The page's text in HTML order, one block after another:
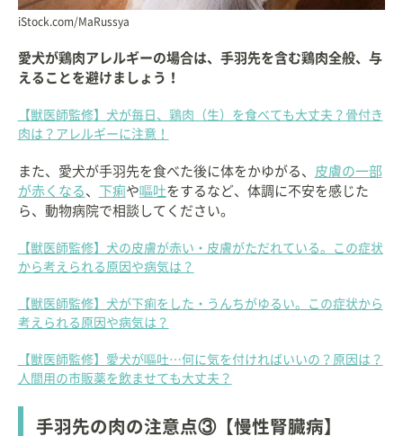
iStock.com/MaRussya
愛犬が鶏肉アレルギーの場合は、手羽先を含む鶏肉全般、与
えることを避けましょう！
【獣医師監修】犬が毎日、鶏肉（生）を食べても大丈夫？骨付き
肉は？アレルギーに注意！
また、愛犬が手羽先を食べた後に体をかゆがる、
皮膚の一部
が赤くなる 、 下痢や嘔吐をするなど、体調に不安を感じた
ら、動物病院で相談してください。
【獣医師監修】犬の皮膚が赤い・皮膚がただれている。この症状
から考えられる原因や病気は？
【獣医師監修】犬が下痢をした・うんちがゆるい。この症状から
考えられる原因や病気は？
【獣医師監修】愛犬が嘔吐…何に気を付ければいいの？原因は？
人間用の市販薬を飲ませても大丈夫？
手羽先の肉の注意点③【慢性腎臓病】